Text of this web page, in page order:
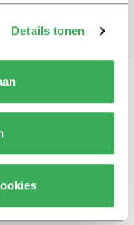
Details tonen
Aanmelden
bij Contact